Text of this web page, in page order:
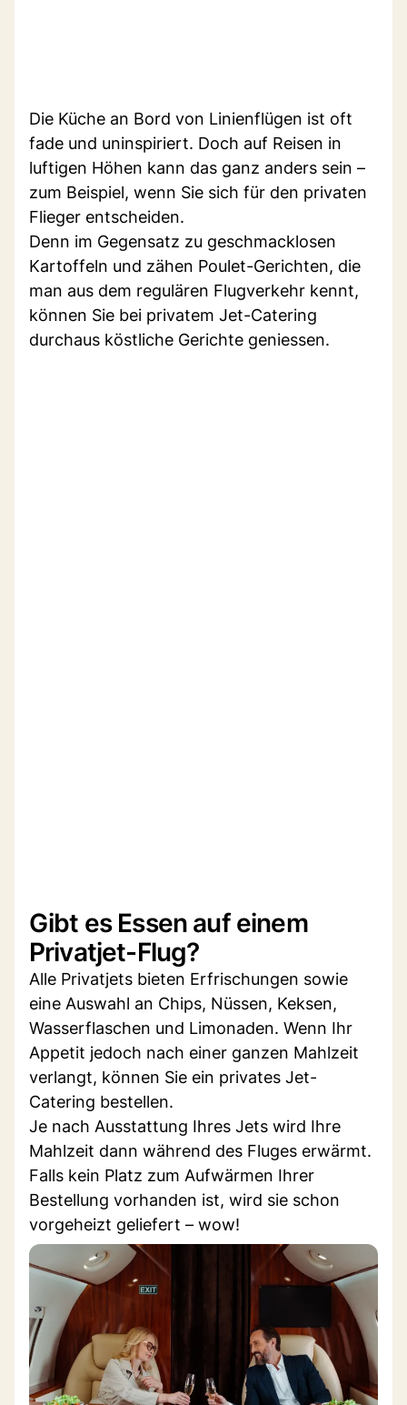
Die Küche an Bord von Linienflügen ist oft
fade und uninspiriert. Doch auf Reisen in
luftigen Höhen kann das ganz anders sein –
zum Beispiel, wenn Sie sich für den privaten
Flieger entscheiden.
Denn im Gegensatz zu geschmacklosen
Kartoffeln und zähen Poulet-Gerichten, die
man aus dem regulären Flugverkehr kennt,
können Sie bei privatem Jet-Catering
durchaus köstliche Gerichte geniessen.
Gibt es Essen auf einem
Privatjet-Flug?
Alle Privatjets bieten Erfrischungen sowie
eine Auswahl an Chips, Nüssen, Keksen,
Wasserflaschen und Limonaden. Wenn Ihr
Appetit jedoch nach einer ganzen Mahlzeit
verlangt, können Sie ein privates Jet-
Catering bestellen.
Je nach Ausstattung Ihres Jets wird Ihre
Mahlzeit dann während des Fluges erwärmt.
Falls kein Platz zum Aufwärmen Ihrer
Bestellung vorhanden ist, wird sie schon
vorgeheizt geliefert – wow!